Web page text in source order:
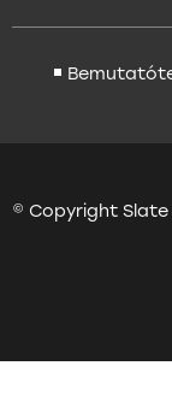
© Copyright Slate